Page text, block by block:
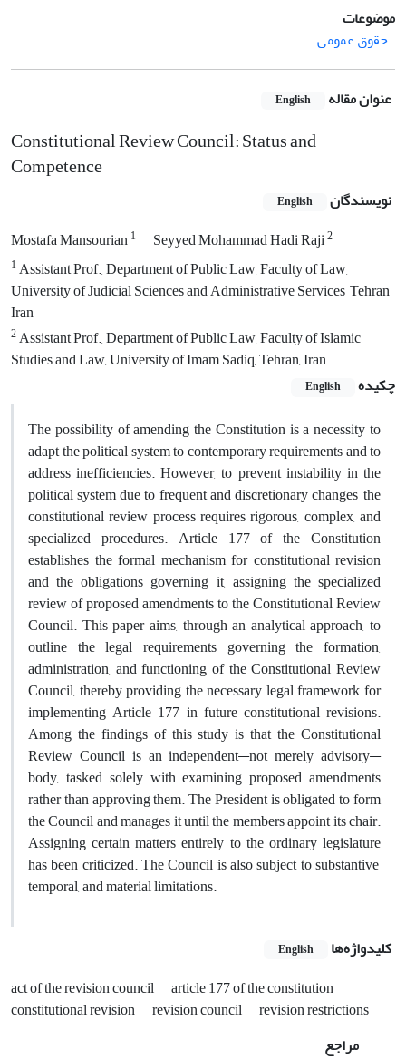
موضوعات
حقوق عمومی
عنوان مقاله English
Constitutional Review Council: Status and
Competence
نویسندگان English
Mostafa Mansourian1 Seyyed Mohammad Hadi Raji2
1Assistant Prof., Department of Public Law, Faculty of Law,
University of Judicial Sciences and ‎Administrative Services, Tehran,
Iran‎
2Assistant Prof., Department of Public Law, Faculty of Islamic
Studies and Law, University of ‎Imam Sadiq, Tehran, Iran‎
چکیده
English
The possibility of amending the Constitution is a necessity to
adapt the political system to contemporary requirements and to
address inefficiencies. However, to prevent instability in the
political system due to frequent and discretionary changes, the
constitutional review process requires rigorous, complex, and
specialized procedures. Article 177 of the Constitution
establishes the formal mechanism for constitutional revision
and the obligations governing it, assigning the specialized
review of proposed amendments to the Constitutional Review
Council. This paper aims, through an analytical approach, to
outline the legal requirements governing the formation,
administration, and functioning of the Constitutional Review
Council, thereby providing the necessary legal framework for
implementing Article 177 in future constitutional revisions.
Among the findings of this study is that the Constitutional
Review Council is an independent—not merely advisory—
body, tasked solely with examining proposed amendments
rather than approving them. The President is obligated to form
the Council and manages it until the members appoint its chair.
Assigning certain matters entirely to the ordinary legislature
has been criticized. The Council is also subject to substantive,
temporal, and material limitations.
کلیدواژه‌ها English
act of the revision council
article 177 of the constitution
constitutional revision
revision council
revision restrictions
مراجع